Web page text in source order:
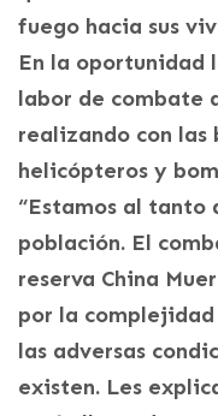
fuego hacia sus
En la oportunidad
labor de combate
realizando con las
helicópteros y
“Estamos al tanto
población. El
reserva China
por la
las adversas
existen. Les